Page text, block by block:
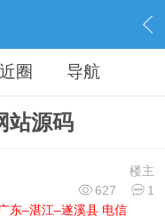
圈 导航
站源码
楼主
627
1
东–湛江–遂溪县 电信